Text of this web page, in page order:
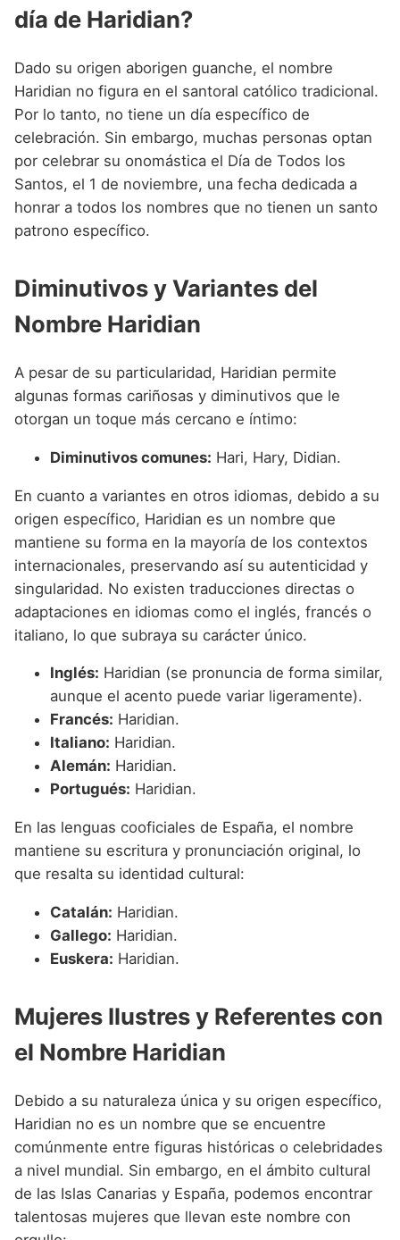
día de Haridian?
Dado su origen aborigen guanche, el nombre
Haridian no figura en el santoral católico tradicional.
Por lo tanto, no tiene un día específico de
celebración. Sin embargo, muchas personas optan
por celebrar su onomástica el Día de Todos los
Santos, el 1 de noviembre, una fecha dedicada a
honrar a todos los nombres que no tienen un santo
patrono específico.
Diminutivos y Variantes del
Nombre Haridian
A pesar de su particularidad, Haridian permite
algunas formas cariñosas y diminutivos que le
otorgan un toque más cercano e íntimo:
Diminutivos comunes: Hari, Hary, Didian.
En cuanto a variantes en otros idiomas, debido a su
origen específico, Haridian es un nombre que
mantiene su forma en la mayoría de los contextos
internacionales, preservando así su autenticidad y
singularidad. No existen traducciones directas o
adaptaciones en idiomas como el inglés, francés o
italiano, lo que subraya su carácter único.
Inglés: Haridian (se pronuncia de forma similar,
aunque el acento puede variar ligeramente).
Francés: Haridian.
Italiano: Haridian.
Alemán: Haridian.
Portugués: Haridian.
En las lenguas cooficiales de España, el nombre
mantiene su escritura y pronunciación original, lo
que resalta su identidad cultural:
Catalán: Haridian.
Gallego: Haridian.
Euskera: Haridian.
Mujeres Ilustres y Referentes con
el Nombre Haridian
Debido a su naturaleza única y su origen específico,
Haridian no es un nombre que se encuentre
comúnmente entre figuras históricas o celebridades
a nivel mundial. Sin embargo, en el ámbito cultural
de las Islas Canarias y España, podemos encontrar
talentosas mujeres que llevan este nombre con